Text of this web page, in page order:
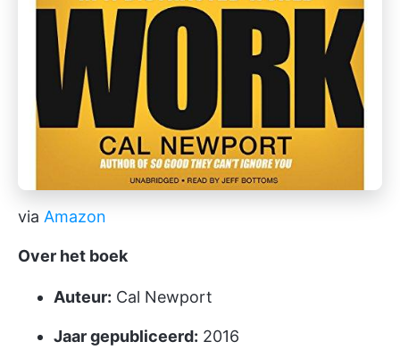
via Amazon
Over het boek
Auteur: Cal Newport
Jaar gepubliceerd: 2016